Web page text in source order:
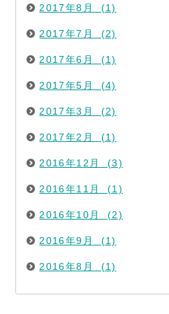
2017年8月 (1)
2017年7月 (2)
2017年6月 (1)
2017年5月 (4)
2017年3月 (2)
2017年2月 (1)
2016年12月 (3)
2016年11月 (1)
2016年10月 (2)
2016年9月 (1)
2016年8月 (1)